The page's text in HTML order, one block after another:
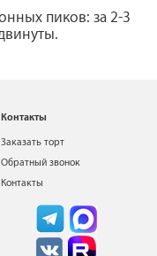
пиков: за 2-3
Контакты
Заказать торт
Обратный звонок
Контакты